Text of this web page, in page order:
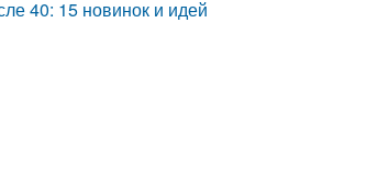
40: 15 новинок и идей